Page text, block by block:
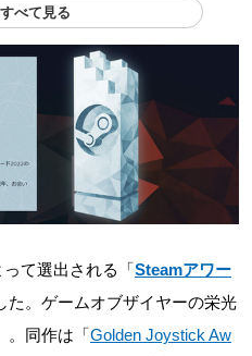
べて見る
て選出される「Steamアワー
た。ゲームオブザイヤーの栄光
。同作は「Golden Joystick Aw